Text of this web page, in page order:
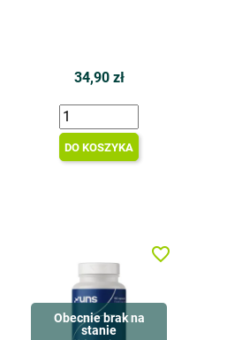
34,90 zł
DO KOSZYKA
Obecnie brak na
stanie
favorite_border